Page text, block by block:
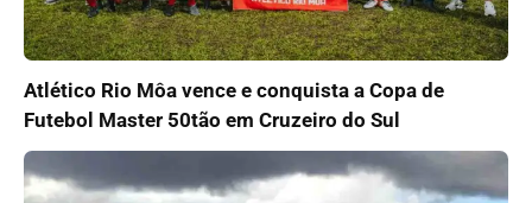
Atlético Rio Môa vence e conquista a Copa de
Futebol Master 50tão em Cruzeiro do Sul